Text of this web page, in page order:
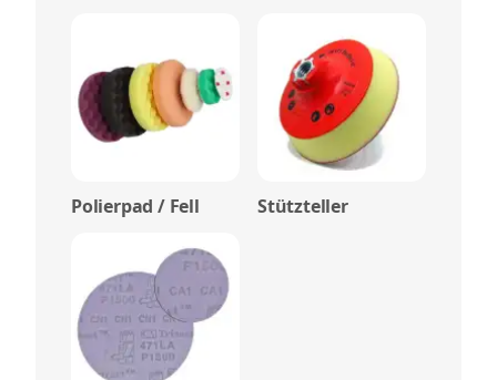
Polierpad / Fell Stützteller